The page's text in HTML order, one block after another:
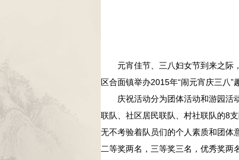
元宵佳节、三八妇女节到来之际，
区合面镇举办2015年“闹元宵庆三八”
庆祝活动分为团体活动和游园活动
联队、社区居民联队、村社联队的8
无不考验着队员们的个人素质和团体
二等奖两名，三等奖三名，优秀奖两